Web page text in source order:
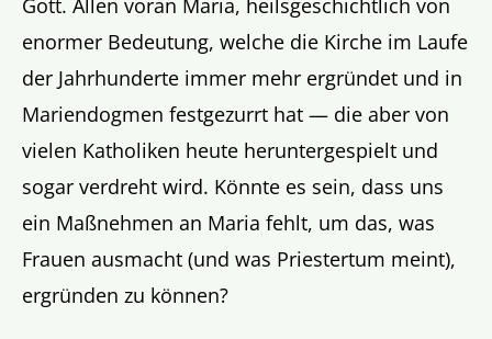
Gott. Allen voran Maria, heilsgeschichtlich von
enormer Bedeutung, welche die Kirche im Laufe
der Jahrhunderte immer mehr ergründet und in
Mariendogmen festgezurrt hat — die aber von
vielen Katholiken heute heruntergespielt und
sogar verdreht wird. Könnte es sein, dass uns
ein Maßnehmen an Maria fehlt, um das, was
Frauen ausmacht (und was Priestertum meint),
ergründen zu können?